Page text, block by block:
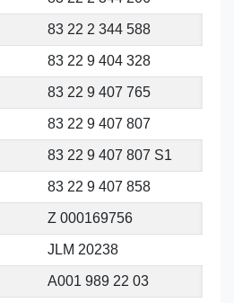
83 22 2 344 588
83 22 9 404 328
83 22 9 407 765
83 22 9 407 807
83 22 9 407 807 S1
83 22 9 407 858
Z 000169756
JLM 20238
A001 989 22 03